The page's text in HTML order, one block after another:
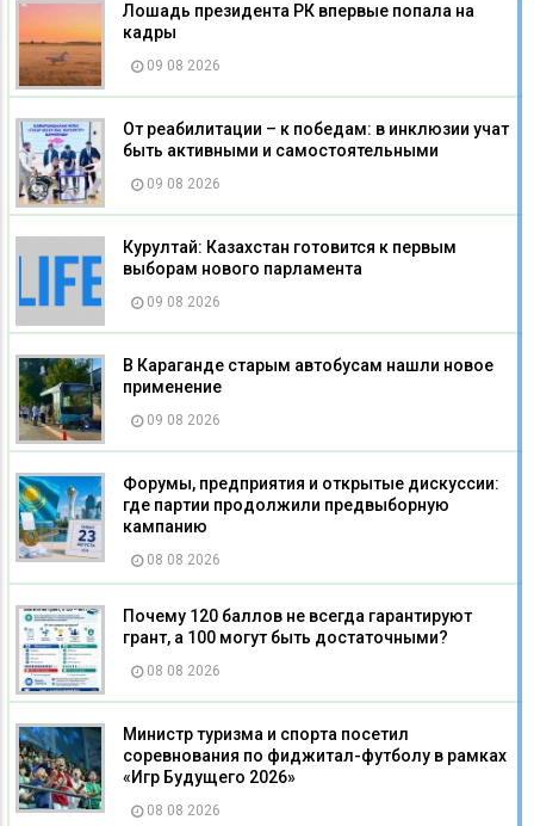
Лошадь президента РК впервые попала на
кадры
09 08 2026
От реабилитации – к победам: в инклюзии учат
быть активными и самостоятельными
09 08 2026
Курултай: Казахстан готовится к первым
выборам нового парламента
09 08 2026
В Караганде старым автобусам нашли новое
применение
09 08 2026
Форумы, предприятия и открытые дискуссии:
где партии продолжили предвыборную
кампанию
08 08 2026
Почему 120 баллов не всегда гарантируют
грант, а 100 могут быть достаточными?
08 08 2026
Министр туризма и спорта посетил
соревнования по фиджитал-футболу в рамках
«Игр Будущего 2026»
08 08 2026